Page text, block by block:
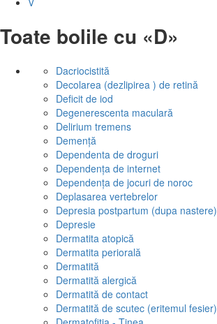
Toate bolile cu «D»
Dacriocistită
Decolarea (dezlipirea ) de retină
Deficit de iod
Degenerescenta maculară
Delirium tremens
Demență
Dependenta de droguri
Dependența de internet
Dependența de jocuri de noroc
Deplasarea vertebrelor
Depresia postpartum (dupa nastere)
Depresie
Dermatita atopică
Dermatita periorală
Dermatită
Dermatită alergică
Dermatită de contact
Dermatită de scutec (eritemul fesier)